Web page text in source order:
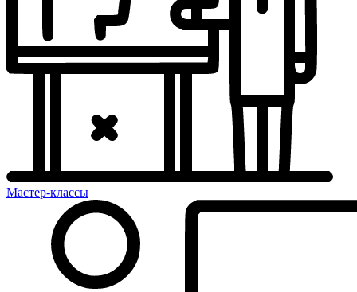
Мастер-классы